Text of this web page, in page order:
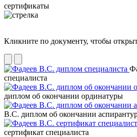
сертификаты
Кликните по документу, чтобы
специалиста
диплом об окончании ординатуры
В.С. диплом об окончании
сертификат специалиста